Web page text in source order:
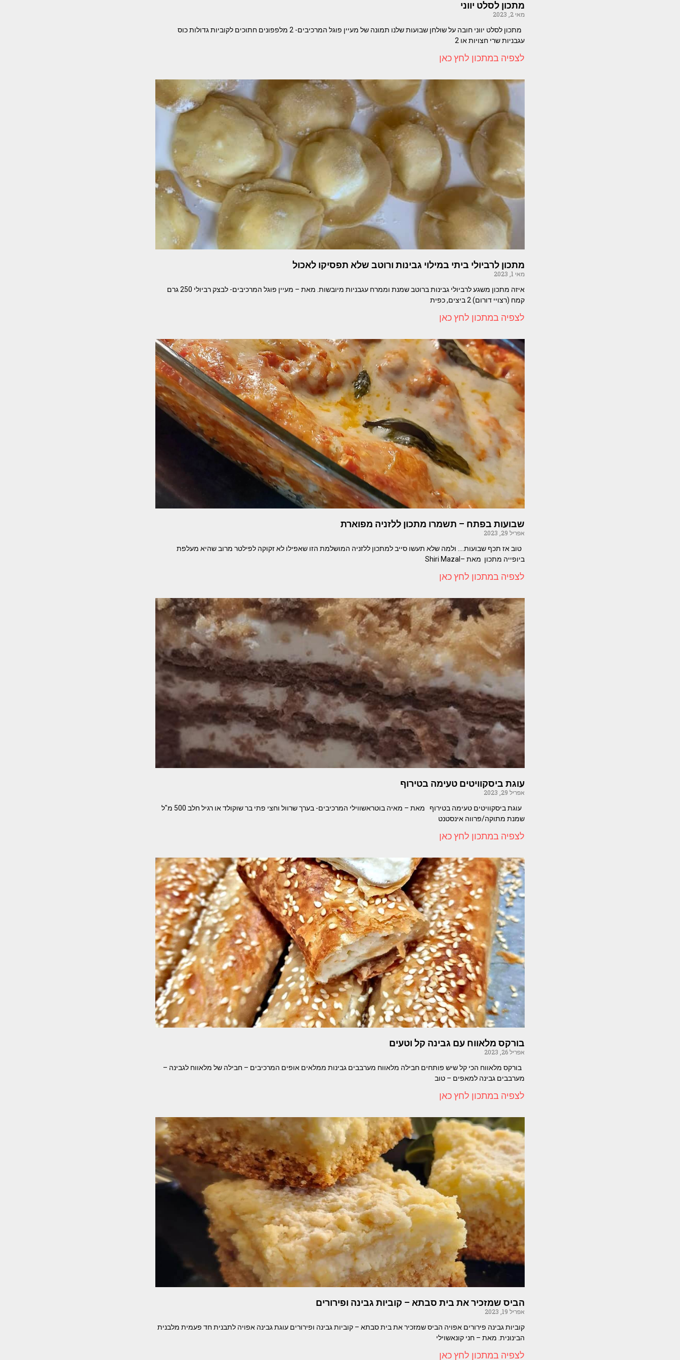
מתכון לסלט יווני
מאי 2, 2023
מתכון לסלט יווני חובה על שולחן שבועות שלנו תמונה של מעיין פוגל המרכיבים- 2 מלפפונים חתוכים לקוביות גדולות כוס
עגבניות שרי חצויות או 2
לצפיה במתכון לחץ כאן
מתכון לרביולי ביתי במילוי גבינות ורוטב שלא תפסיקו לאכול
מאי 1, 2023
איזה מתכון משגע לרביולי גבינות ברוטב שמנת וממרח עגבניות מיובשות. מאת – מעיין פוגל המרכיבים- לבצק רביולי 250 גרם
קמח (רצויי דורום) 2 ביצים, כפית
לצפיה במתכון לחץ כאן
שבועות בפתח – תשמרו מתכון ללזניה מפוארת
אפריל 29, 2023
טוב אז תכף שבועות…. ולמה שלא תעשו סייב למתכון ללזניה המושלמת הזו שאפילו לא זקוקה לפילטר מרוב שהיא מעלפת
ביופייה מתכון מאת –Shiri Mazal
לצפיה במתכון לחץ כאן
עוגת ביסקוויטים טעימה בטירוף
אפריל 29, 2023
עוגת ביסקוויטים טעימה בטירוף מאת – מאיה בוטראשווילי המרכיבים- בערך שרוול וחצי פתי בר שוקולד או רגיל חלב 500 מ"ל
שמנת מתוקה/פרווה אינסטנט
לצפיה במתכון לחץ כאן
בורקס מלאווח עם גבינה קל וטעים
אפריל 26, 2023
בורקס מלאווח הכי קל שיש פותחים חבילה מלאווח מערבבים גבינות ממלאים אופים המרכיבים – חבילה של מלאווח לגבינה –
מערבבים גבינה למאפים – טוב
לצפיה במתכון לחץ כאן
הביס שמזכיר את בית סבתא – קוביות גבינה ופירורים
אפריל 19, 2023
קוביות גבינה פירורים אפויה הביס שמזכיר את בית סבתא – קוביות גבינה ופירורים עוגת גבינה אפויה לתבנית חד פעמית מלבנית
הבינונית. מאת – חני קונאשוילי
לצפיה במתכון לחץ כאן